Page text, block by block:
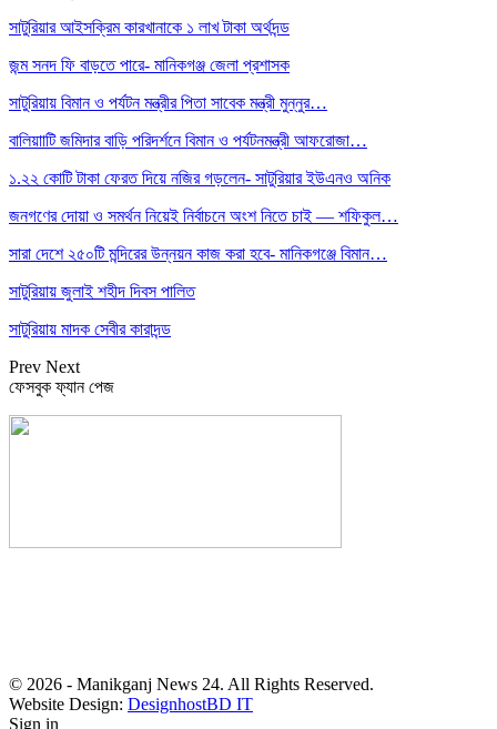
সাটুরিয়ার আইসক্রিম কারখানাকে ১ লাখ টাকা অর্থদন্ড
জন্ম সনদ ফি বাড়তে পারে- মানিকগঞ্জ জেলা প্রশাসক
সাটুরিয়ায় বিমান ও পর্যটন মন্ত্রীর পিতা সাবেক মন্ত্রী মুন্নুর…
বালিয়াাটি জমিদার বাড়ি পরিদর্শনে বিমান ও পর্যটনমন্ত্রী আফরোজা…
১.২২ কোটি টাকা ফেরত দিয়ে নজির গড়লেন- সাটুরিয়ার ইউএনও অনিক
জনগণের দোয়া ও সমর্থন নিয়েই নির্বাচনে অংশ নিতে চাই — শফিকুল…
সারা দেশে ২৫০টি মন্দিরের উন্নয়ন কাজ করা হবে- মানিকগঞ্জে বিমান…
সাটুরিয়ায় জুলাই শহীদ দিবস পালিত
সাটুরিয়ায় মাদক সেবীর কারাদন্ড
Prev Next
ফেসবুক ফ্যান পেজ
© 2026 - Manikganj News 24. All Rights Reserved.
Website Design: DesignhostBD IT
Sign in